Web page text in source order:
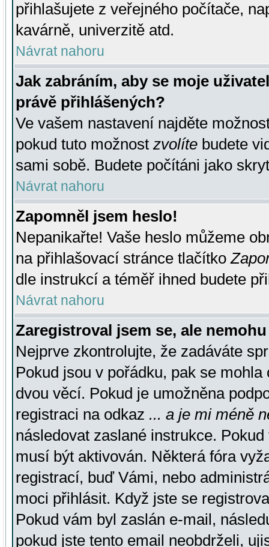
přihlašujete z veřejného počítače,
kavárně, univerzitě atd.
Návrat nahoru
Jak zabráním, aby se moje
právě přihlášených?
Ve vašem nastavení najděte
pokud tuto možnost zvolíte budete
sami sobě. Budete počítáni jako
Návrat nahoru
Zapomněl jsem heslo!
Nepanikařte! Vaše heslo můžeme
na přihlašovací stránce tlačítko
dle instrukcí a téměř ihned budete
Návrat nahoru
Zaregistroval jsem se, ale
Nejprve zkontrolujte, že zadáváte
Pokud jsou v pořádku, pak se
dvou věcí. Pokud je umožněna
registraci na odkaz ... a je mi méně
následovat zaslané instrukce.
musí být aktivován. Některá fóra
registrací, buď Vámi, nebo
moci přihlásit. Když jste se
Pokud vám byl zaslán e-mail,
pokud jste tento email neobdrželi,